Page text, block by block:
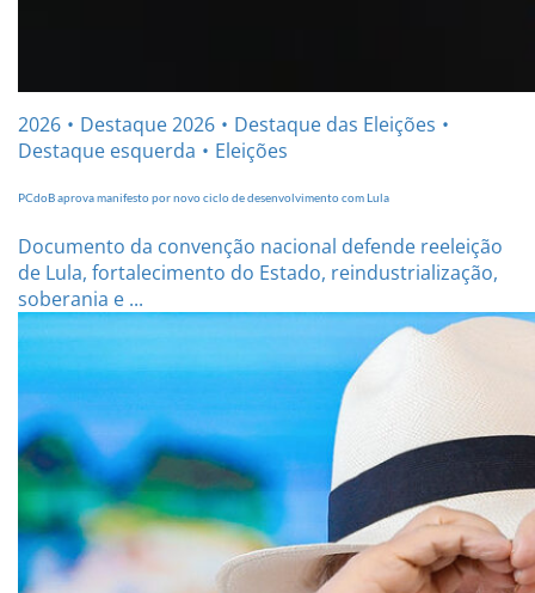
2026 Destaque 2026
Destaque das Eleições
Destaque esquerda
Eleições
PCdoB aprova manifesto por novo ciclo de desenvolvimento com Lula
Documento da convenção nacional defende reeleição
de Lula, fortalecimento do Estado, reindustrialização,
soberania e ...